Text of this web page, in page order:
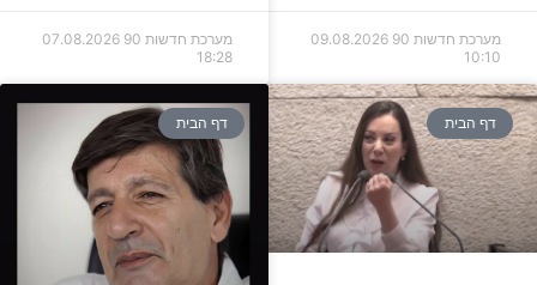
מערכת חדשות 90
09.08.2026
10:10
מערכת חדשות 90
07.08.2026
18:28
דף הבית דף הבית